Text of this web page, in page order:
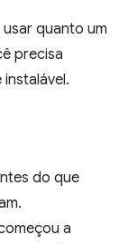
quanto um
precisa
do que
a